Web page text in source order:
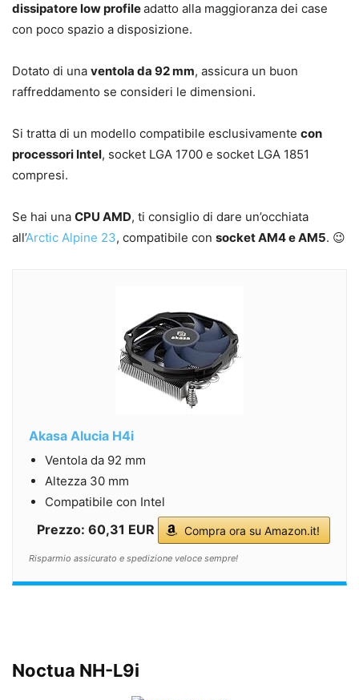
dissipatore low profileadatto alla maggioranza dei case
con poco spazio a disposizione.
Dotato di una ventola da 92 mm, assicura un buon
raffreddamento se consideri le dimensioni.
Si tratta di un modello compatibile esclusivamente con
processori Intel, socket LGA 1700 e socket LGA 1851
compresi.
Se hai una CPU AMD, ti consiglio di dare un’occhiata
all’Arctic Alpine 23, compatibile con socket AM4 e AM5. 😉
Akasa Alucia H4i
Ventola da 92 mm
Altezza 30 mm
Compatibile con Intel
Prezzo: 60,31 EUR Compra ora su Amazon.it!
Risparmio assicurato e spedizione veloce sempre!
Noctua NH-L9i